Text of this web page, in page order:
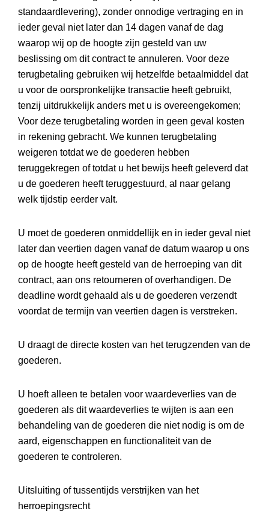
standaardlevering), zonder onnodige vertraging en in
ieder geval niet later dan 14 dagen vanaf de dag
waarop wij op de hoogte zijn gesteld van uw
beslissing om dit contract te annuleren. Voor deze
terugbetaling gebruiken wij hetzelfde betaalmiddel dat
u voor de oorspronkelijke transactie heeft gebruikt,
tenzij uitdrukkelijk anders met u is overeengekomen;
Voor deze terugbetaling worden in geen geval kosten
in rekening gebracht. We kunnen terugbetaling
weigeren totdat we de goederen hebben
teruggekregen of totdat u het bewijs heeft geleverd dat
u de goederen heeft teruggestuurd, al naar gelang
welk tijdstip eerder valt.
U moet de goederen onmiddellijk en in ieder geval niet
later dan veertien dagen vanaf de datum waarop u ons
op de hoogte heeft gesteld van de herroeping van dit
contract, aan ons retourneren of overhandigen. De
deadline wordt gehaald als u de goederen verzendt
voordat de termijn van veertien dagen is verstreken.
U draagt de directe kosten van het terugzenden van de
goederen.
U hoeft alleen te betalen voor waardeverlies van de
goederen als dit waardeverlies te wijten is aan een
behandeling van de goederen die niet nodig is om de
aard, eigenschappen en functionaliteit van de
goederen te controleren.
Uitsluiting of tussentijds verstrijken van het
herroepingsrecht